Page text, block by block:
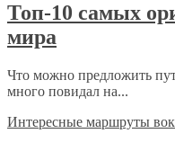
Топ-10 самых
мира
Что можно предложить
много повидал на...
Интересные маршруты